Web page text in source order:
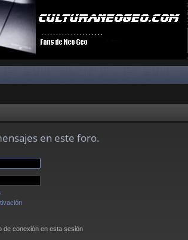
en este foro.
de conexión en esta sesión